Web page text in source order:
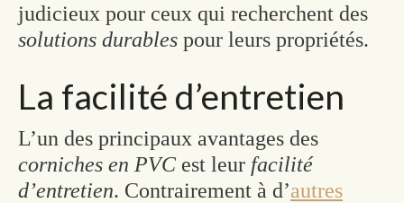
judicieux pour ceux qui recherchent des
solutions durables pour leurs propriétés.
La facilité d’entretien
L’un des principaux avantages des
corniches en PVC est leur facilité
d’entretien. Contrairement à d’autres